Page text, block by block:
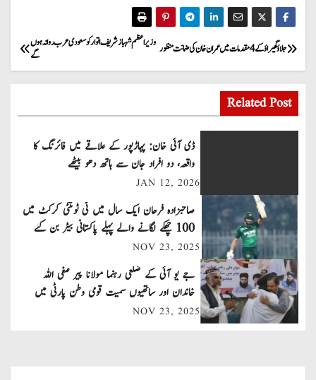
P
o
s
t
a
v
i
g
a
وزیراعظم شہباز شریف اتوار کو سعودی عرب روانہ ہوں
گے
جلاؤ گھیراؤ کے 4 مقدمات میں عمران خان کی ضمانت منظور
Related Post
ڈی آئی خان: پہاڑپور کے علاقے میں فائرنگ کا
واقعہ، دو افراد جان سے ہاتھ دھو بیٹھے
JAN 12, 2026
صاحبزادہ فرحان ایک سال میں ٹی ٹوئنٹی کرکٹ میں
100 چھکے لگانے والے پہلے پاکستانی بیٹر بن گئے
NOV 23, 2025
جے یو آئی کے ضلعی رہنما مولانا پیر صفی اللہ
خاندان اور ساتھیوں سمیت قومی وطن پارٹی میں
شامل
NOV 23, 2025